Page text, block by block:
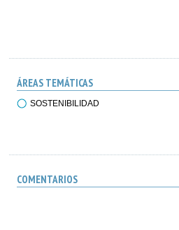
ÁREAS TEMÁTICAS
SOSTENIBILIDAD
COMENTARIOS